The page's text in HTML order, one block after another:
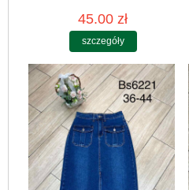
45.00 zł
szczegóły